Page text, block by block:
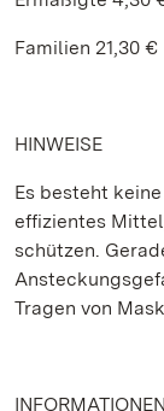
Familien 21,30 €
HINWEISE
Es besteht
effizientes
schützen.
Tragen von